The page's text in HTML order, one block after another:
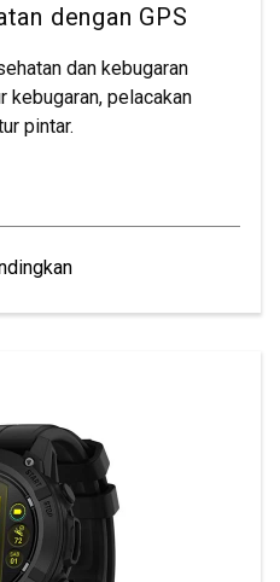
dengan GPS
dan kebugaran
kebugaran, pelacakan
pintar.